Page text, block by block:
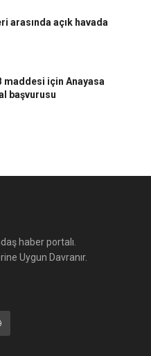
arasında açık havada
maddesi için Anayasa
başvurusu
haber portalı.
Uygun Davranır.